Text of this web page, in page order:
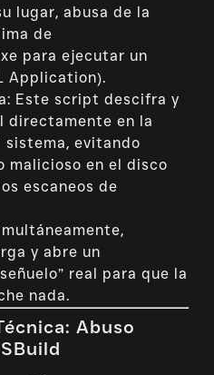
lugar, abusa de la
de
para ejecutar un
Application).
Este script descifra y
directamente en la
sistema, evitando
malicioso en el disco
escaneos de
y abre un
real para que la
nada.
Abuso